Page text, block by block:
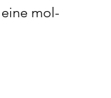
mol-